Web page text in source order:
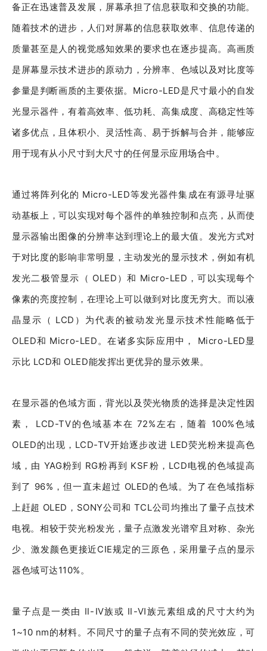
备正在迅速普及发展，屏幕承担了信息获取和交换的功能。
随着技术的进步，人们对屏幕的信息获取效率、信息传递的
质量甚至是人的视觉感知效果的要求也在逐步提高。高画质
是屏幕显示技术进步的原动力，分辨率、色域以及对比度等
参量是判断画质的主要依据。Micro-LED是尺寸最小的自发
光显示器件，有着高效率、低功耗、高集成度、高稳定性等
诸多优点，且体积小、灵活性高、易于拆解与合并，能够应
用于现有从小尺寸到大尺寸的任何显示应用场合中。
通过将阵列化的 Micro-LED等发光器件集成在有源寻址驱
动基板上，可以实现对每个器件的单独控制和点亮，从而使
显示器输出图像的分辨率达到理论上的最大值。发光方式对
于对比度的影响非常明显，主动发光的显示技术，例如有机
发光二极管显示（ OLED）和 Micro-LED，可以实现每个
像素的亮度控制，在理论上可以做到对比度无穷大。而以液
晶显示（ LCD）为代表的被动发光显示技术性能略低于
OLED和 Micro-LED。在诸多实际应用中， Micro-LED显
示比 LCD和 OLED能发挥出更优异的显示效果。
在显示器的色域方面，背光以及荧光物质的选择是决定性因
素， LCD-TV的色域基本在 72%左右，随着 100%色域
OLED的出现，LCD-TV开始逐步改进 LED荧光粉来提高色
域，由 YAG粉到 RG粉再到 KSF粉，LCD电视的色域提高
到了 96%，但一直未超过 OLED的色域。为了在色域指标
上赶超 OLED，SONY公司和 TCL公司均推出了量子点技术
电视。相较于荧光粉发光，量子点激发光谱窄且对称、杂光
少、激发颜色更接近CIE规定的三原色，采用量子点的显示
器色域可达110%。
量子点是一类由 Ⅱ-Ⅳ族或 Ⅱ-Ⅵ族元素组成的尺寸大约为
1~10 nm的材料。不同尺寸的量子点有不同的荧光效应，可